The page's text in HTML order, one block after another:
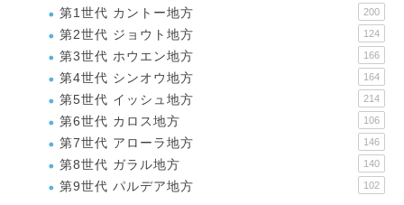
第1世代 カントー地方 200
第2世代 ジョウト地方 124
第3世代 ホウエン地方 166
第4世代 シンオウ地方 164
第5世代 イッシュ地方 214
第6世代 カロス地方 106
第7世代 アローラ地方 146
第8世代 ガラル地方 140
第9世代 パルデア地方 102